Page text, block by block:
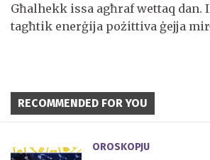
Għalhekk issa agħraf wettaq
tagħtik enerġija pożittiva ġejja
RECOMMENDED FOR YOU
OROSKOPJU